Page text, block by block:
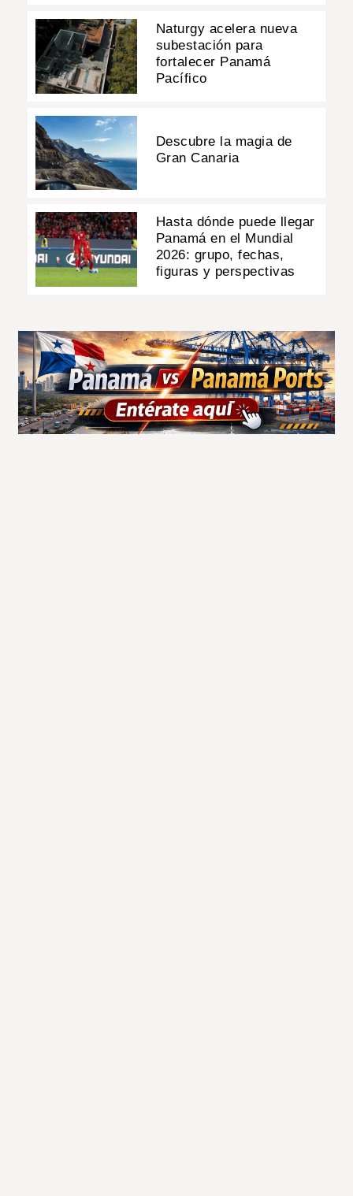
Naturgy acelera nueva
subestación para
fortalecer Panamá
Pacífico
Descubre la magia de
Gran Canaria
Hasta dónde puede llegar
Panamá en el Mundial
2026: grupo, fechas,
figuras y perspectivas